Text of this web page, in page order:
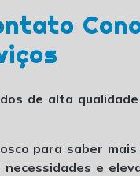
de alta
para saber
e